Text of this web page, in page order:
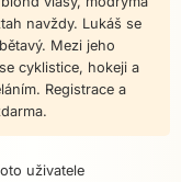
navždy. Lukáš se
Mezi jeho
cyklistice, hokeji a
Registrace a